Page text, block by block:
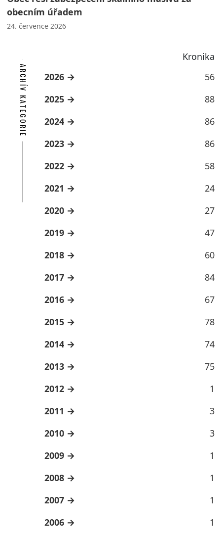
obecním úřadem
24. července 2026
Kronika
ARCHÍV KATEGORIE 2026
56
2025
88
2024
86
2023
86
2022
58
2021
24
2020
27
2019
47
2018
60
2017
84
2016
67
2015
78
2014
74
2013
75
2012
1
2011
3
2010
3
2009
1
2008
1
2007
1
2006
1